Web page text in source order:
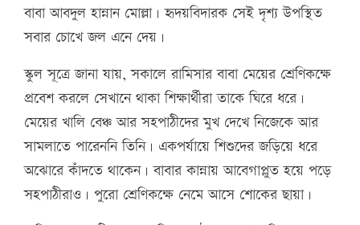
বাবা আবদুল হান্নান মোল্লা। হৃদয়বিদারক সেই দৃশ্য উপস্থিত
সবার চোখে জল এনে দেয়।
স্কুল সূত্রে জানা যায়, সকালে রামিসার বাবা মেয়ের শ্রেণিকক্ষে
প্রবেশ করলে সেখানে থাকা শিক্ষার্থীরা তাকে ঘিরে ধরে।
মেয়ের খালি বেঞ্চ আর সহপাঠীদের মুখ দেখে নিজেকে আর
সামলাতে পারেননি তিনি। একপর্যায়ে শিশুদের জড়িয়ে ধরে
অঝোরে কাঁদতে থাকেন। বাবার কান্নায় আবেগাপ্লুত হয়ে পড়ে
সহপাঠীরাও। পুরো শ্রেণিকক্ষে নেমে আসে শোকের ছায়া।